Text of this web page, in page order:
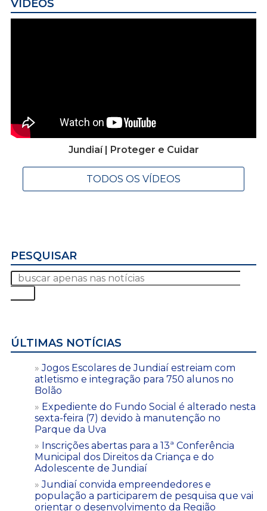
VÍDEOS
Jundiaí | Proteger e Cuidar
TODOS OS VÍDEOS
PESQUISAR
ÚLTIMAS NOTÍCIAS
Jogos Escolares de Jundiaí estreiam com
atletismo e integração para 750 alunos no
Bolão
Expediente do Fundo Social é alterado nesta
sexta-feira (7) devido à manutenção no
Parque da Uva
Inscrições abertas para a 13ª Conferência
Municipal dos Direitos da Criança e do
Adolescente de Jundiaí
Jundiaí convida empreendedores e
população a participarem de pesquisa que vai
orientar o desenvolvimento da Região